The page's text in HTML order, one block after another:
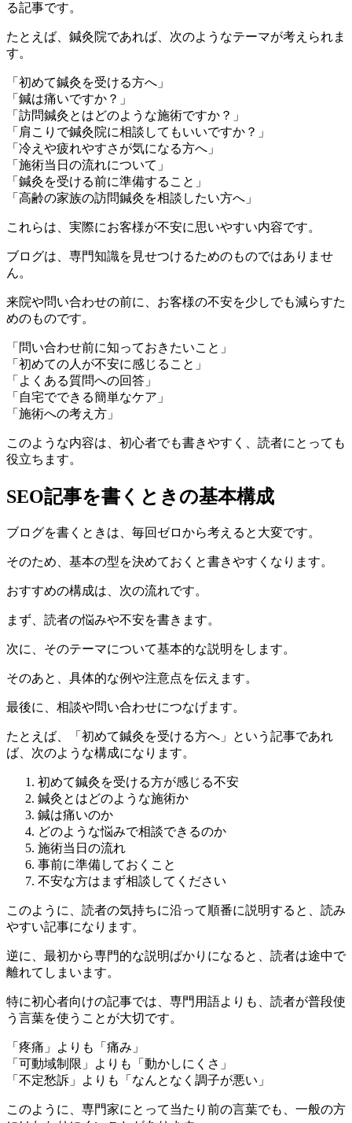
る記事です。
たとえば、鍼灸院であれば、次のようなテーマが考えられま
す。
「初めて鍼灸を受ける方へ」
「鍼は痛いですか？」
「訪問鍼灸とはどのような施術ですか？」
「肩こりで鍼灸院に相談してもいいですか？」
「冷えや疲れやすさが気になる方へ」
「施術当日の流れについて」
「鍼灸を受ける前に準備すること」
「高齢の家族の訪問鍼灸を相談したい方へ」
これらは、実際にお客様が不安に思いやすい内容です。
ブログは、専門知識を見せつけるためのものではありませ
ん。
来院や問い合わせの前に、お客様の不安を少しでも減らすた
めのものです。
「問い合わせ前に知っておきたいこと」
「初めての人が不安に感じること」
「よくある質問への回答」
「自宅でできる簡単なケア」
「施術への考え方」
このような内容は、初心者でも書きやすく、読者にとっても
役立ちます。
SEO記事を書くときの基本構成
ブログを書くときは、毎回ゼロから考えると大変です。
そのため、基本の型を決めておくと書きやすくなります。
おすすめの構成は、次の流れです。
まず、読者の悩みや不安を書きます。
次に、そのテーマについて基本的な説明をします。
そのあと、具体的な例や注意点を伝えます。
最後に、相談や問い合わせにつなげます。
たとえば、「初めて鍼灸を受ける方へ」という記事であれ
ば、次のような構成になります。
初めて鍼灸を受ける方が感じる不安
鍼灸とはどのような施術か
鍼は痛いのか
どのような悩みで相談できるのか
施術当日の流れ
事前に準備しておくこと
不安な方はまず相談してください
このように、読者の気持ちに沿って順番に説明すると、読み
やすい記事になります。
逆に、最初から専門的な説明ばかりになると、読者は途中で
離れてしまいます。
特に初心者向けの記事では、専門用語よりも、読者が普段使
う言葉を使うことが大切です。
「疼痛」よりも「痛み」
「可動域制限」よりも「動かしにくさ」
「不定愁訴」よりも「なんとなく調子が悪い」
このように、専門家にとって当たり前の言葉でも、一般の方